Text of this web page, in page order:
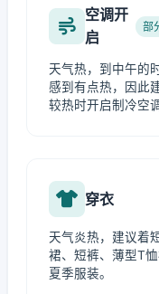
空调开
启
部
天气热，到中午的
感到有点热，因此
较热时开启制冷空调
穿衣
天气炎热，建议着
裙、短裤、薄型T
夏季服装。